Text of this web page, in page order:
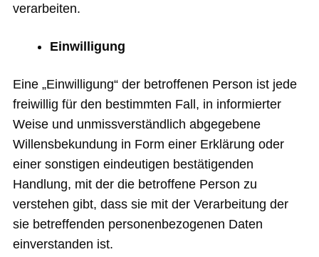
verarbeiten.
Einwilligung
Eine „Einwilligung“ der betroffenen Person ist jede
freiwillig für den bestimmten Fall, in informierter
Weise und unmissverständlich abgegebene
Willensbekundung in Form einer Erklärung oder
einer sonstigen eindeutigen bestätigenden
Handlung, mit der die betroffene Person zu
verstehen gibt, dass sie mit der Verarbeitung der
sie betreffenden personenbezogenen Daten
einverstanden ist.